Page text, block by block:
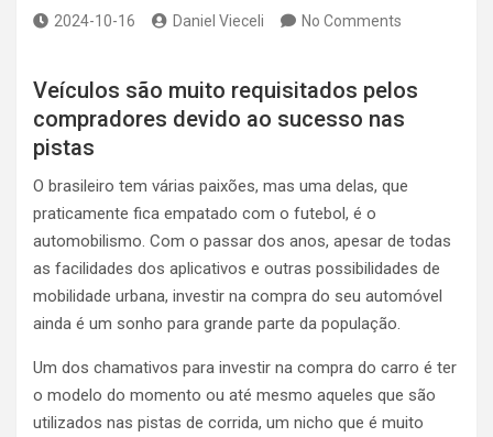
2024-10-16 Daniel Vieceli No Comments
Veículos são muito requisitados pelos
compradores devido ao sucesso nas
pistas
O brasileiro tem várias paixões, mas uma delas, que
praticamente fica empatado com o futebol, é o
automobilismo. Com o passar dos anos, apesar de todas
as facilidades dos aplicativos e outras possibilidades de
mobilidade urbana, investir na compra do seu automóvel
ainda é um sonho para grande parte da população.
Um dos chamativos para investir na compra do carro é ter
o modelo do momento ou até mesmo aqueles que são
utilizados nas pistas de corrida, um nicho que é muito